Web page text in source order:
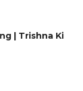
| Trishna Ki